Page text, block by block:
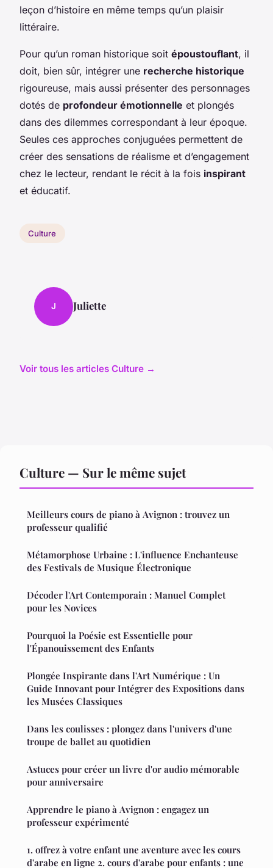
leçon d’histoire en même temps qu’un plaisir
littéraire.
Pour qu’un roman historique soit époustouflant, il
doit, bien sûr, intégrer une recherche historique
rigoureuse, mais aussi présenter des personnages
dotés de profondeur émotionnelle et plongés
dans des dilemmes correspondant à leur époque.
Seules ces approches conjuguées permettent de
créer des sensations de réalisme et d’engagement
chez le lecteur, rendant le récit à la fois inspirant
et éducatif.
Culture
J Juliette
Voir tous les articles Culture →
Culture — Sur le même sujet
Meilleurs cours de piano à Avignon : trouvez un
professeur qualifié
Métamorphose Urbaine : L'influence Enchanteuse
des Festivals de Musique Électronique
Décoder l'Art Contemporain : Manuel Complet
pour les Novices
Pourquoi la Poésie est Essentielle pour
l'Épanouissement des Enfants
Plongée Inspirante dans l'Art Numérique : Un
Guide Innovant pour Intégrer des Expositions dans
les Musées Classiques
Dans les coulisses : plongez dans l'univers d'une
troupe de ballet au quotidien
Astuces pour créer un livre d'or audio mémorable
pour anniversaire
Apprendre le piano à Avignon : engagez un
professeur expérimenté
1. offrez à votre enfant une aventure avec les cours
d'arabe en ligne 2. cours d'arabe pour enfants : une